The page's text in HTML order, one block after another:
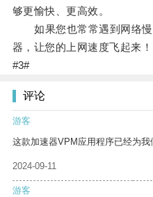
够更愉快、更高效。
如果您也常常遇到网络慢
器，让您的上网速度飞起来！
#3#
评论
游客
这款加速器VPM应用程序已经为我
2024-09-11
游客